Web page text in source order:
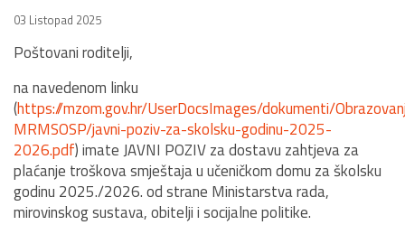
03 Listopad 2025
Poštovani roditelji,
na navedenom linku
(https://mzom.gov.hr/UserDocsImages/dokumenti/
MRMSOSP/javni-poziv-za-skolsku-godinu-2025-
2026.pdf) imate JAVNI POZIV za dostavu zahtjeva za
plaćanje troškova smještaja u učeničkom domu za školsku
godinu 2025./2026. od strane Ministarstva rada,
mirovinskog sustava, obitelji i socijalne politike.